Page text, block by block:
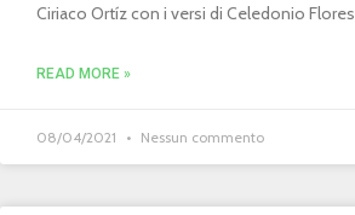
Ciriaco Ortíz con i versi di Celedonio Flores
READ MORE »
08/04/2021 Nessun commento